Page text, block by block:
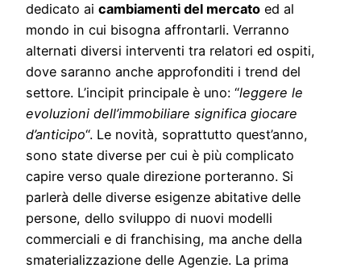
dedicato ai cambiamenti del mercato ed al
mondo in cui bisogna affrontarli. Verranno
alternati diversi interventi tra relatori ed ospiti,
dove saranno anche approfonditi i trend del
settore. L’incipit principale è uno: “leggere le
evoluzioni dell’immobiliare significa giocare
d’anticipo“. Le novità, soprattutto quest’anno,
sono state diverse per cui è più complicato
capire verso quale direzione porteranno. Si
parlerà delle diverse esigenze abitative delle
persone, dello sviluppo di nuovi modelli
commerciali e di franchising, ma anche della
smaterializzazione delle Agenzie. La prima